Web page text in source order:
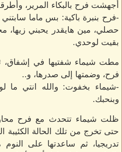
أجهشت فرح بالبكاء المرير،
-فرح بنبرة باكية: بس ماما
حصلي، مين هايقدر يحبني زيها،
بقيت لوحدي.
مطت شيماء شفتيها في
فرح، وضمتها إلى صدرها، و..
-شيماء بخفوت: والله انتي ما
وبنحبك.
ظلت شيماء تتحدث مع فرح
حتى تخرج من تلك الحالة الكئيبة
تدريجيا، ثم ساعدتها على